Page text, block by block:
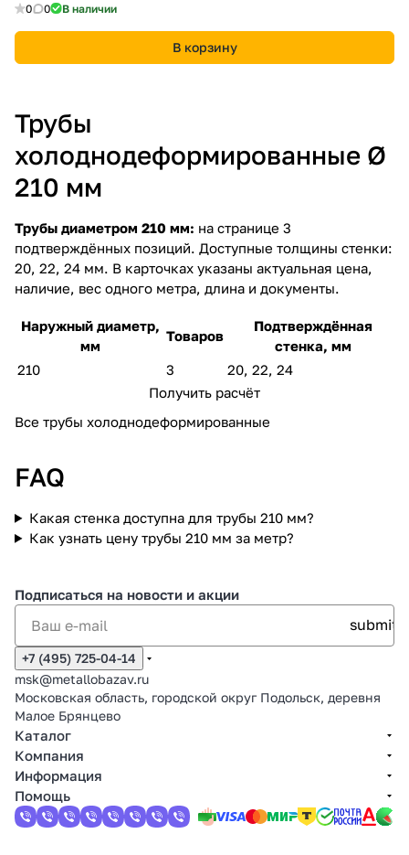
0 0 В наличии
В корзину
Трубы
холоднодеформированные Ø
210 мм
Трубы диаметром 210 мм: на странице 3
подтверждённых позиций. Доступные толщины стенки:
20, 22, 24 мм. В карточках указаны актуальная цена,
наличие, вес одного метра, длина и документы.
Наружный диаметр,
мм
Товаров
Подтверждённая
стенка, мм
210
3
20, 22, 24
Получить расчёт
Все трубы холоднодеформированные
FAQ
Какая стенка доступна для трубы 210 мм?
Как узнать цену трубы 210 мм за метр?
Подписаться на новости и акции
+7 (495) 725-04-14
msk@metallobazav.ru
Московская область, городской округ Подольск, деревня
Малое Брянцево
Каталог
Компания
Информация
Помощь